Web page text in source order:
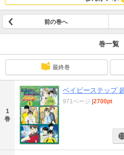
前の巻へ
巻一覧
最終巻
1
巻
ベイビーステップ
971ページ |2700pt